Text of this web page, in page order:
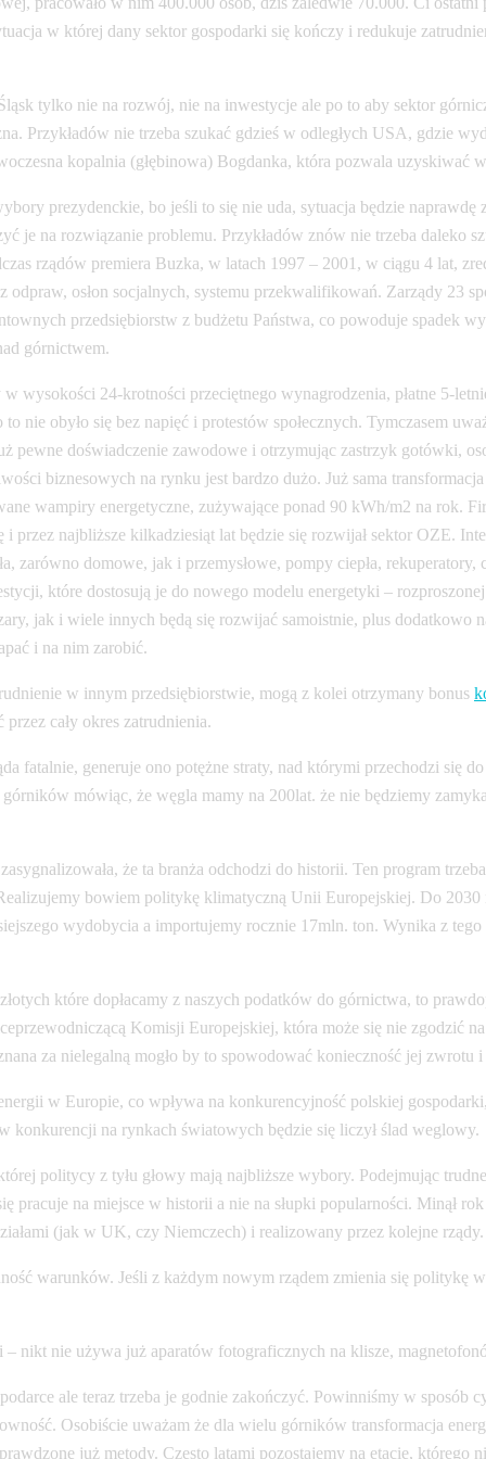
w której dany sektor gospodarki się kończy i redukuje
tylko nie na rozwój, nie na inwestycje ale po to aby sektor
Przykładów nie trzeba szukać gdzieś w odległych USA, gdzie
kopalnia (głębinowa) Bogdanka, która pozwala uzyskiwać
prezydenckie, bo jeśli to się nie uda, sytuacja będzie
je na rozwiązanie problemu. Przykładów znów nie trzeba daleko
rządów premiera Buzka, w latach 1997 – 2001, w ciągu 4 lat,
osłon socjalnych, systemu przekwalifikowań. Zarządy 23
przedsiębiorstw z budżetu Państwa, co powoduje spadek
górnictwem.
24-krotności przeciętnego wynagrodzenia, płatne 5-
obyło się bez napięć i protestów społecznych. Tymczasem
pewne doświadczenie zawodowe i otrzymując zastrzyk gotówki,
biznesowych na rynku jest bardzo dużo. Już sama
wampiry energetyczne, zużywające ponad 90 kWh/m2 na rok.
najbliższe kilkadziesiąt lat będzie się rozwijał sektor OZE.
zarówno domowe, jak i przemysłowe, pompy ciepła,
które dostosują je do nowego modelu energetyki –
jak i wiele innych będą się rozwijać samoistnie, plus dodatkowo
i na nim zarobić.
w innym przedsiębiorstwie, mogą z kolei otrzymany bonus
cały okres zatrudnienia.
fatalnie, generuje ono potężne straty, nad którymi przechodzi się
mówiąc, że węgla mamy na 200lat. że nie będziemy
że ta branża odchodzi do historii. Ten program
bowiem politykę klimatyczną Unii Europejskiej. Do
wydobycia a importujemy rocznie 17mln. ton. Wynika z
które dopłacamy z naszych podatków do górnictwa, to
Komisji Europejskiej, która może się nie zgodzić
za nielegalną mogło by to spowodować konieczność jej
w Europie, co wpływa na konkurencyjność polskiej
konkurencji na rynkach światowych będzie się liczył ślad weglowy.
politycy z tyłu głowy mają najbliższe wybory. Podejmując
pracuje na miejsce w historii a nie na słupki popularności. Minął
(jak w UK, czy Niemczech) i realizowany przez kolejne rządy.
warunków. Jeśli z każdym nowym rządem zmienia się politykę
– nikt nie używa już aparatów fotograficznych na klisze,
ale teraz trzeba je godnie zakończyć. Powinniśmy w
Osobiście uważam że dla wielu górników transformacja
już metody. Często latami pozostajemy na etacie,